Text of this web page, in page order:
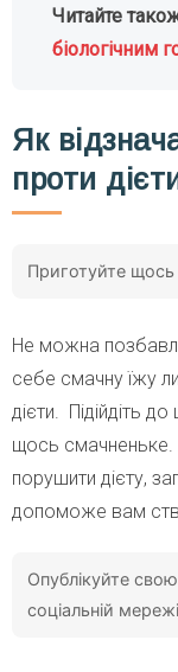
Читайте
біологічним
Як
проти
Приготуйте
Не можна
себе смачну їжу
дієти. Підійдіть
щось
порушити дієту,
допоможе вам
Опублікуйте
соціальній мережі